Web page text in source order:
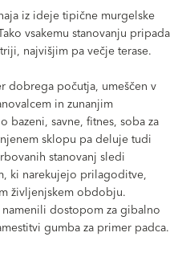
iz ideje tipične murgelske
vsakemu stanovanju pripada
najvišjim pa večje terase.
dobrega počutja, umeščen v
in zunanjim
bazeni, savne, fitnes, soba za
sklopu pa deluje tudi
stanovanj sledi
ki narekujejo prilagoditve,
življenjskem obdobju.
dostopom za gibalno
gumba za primer padca.